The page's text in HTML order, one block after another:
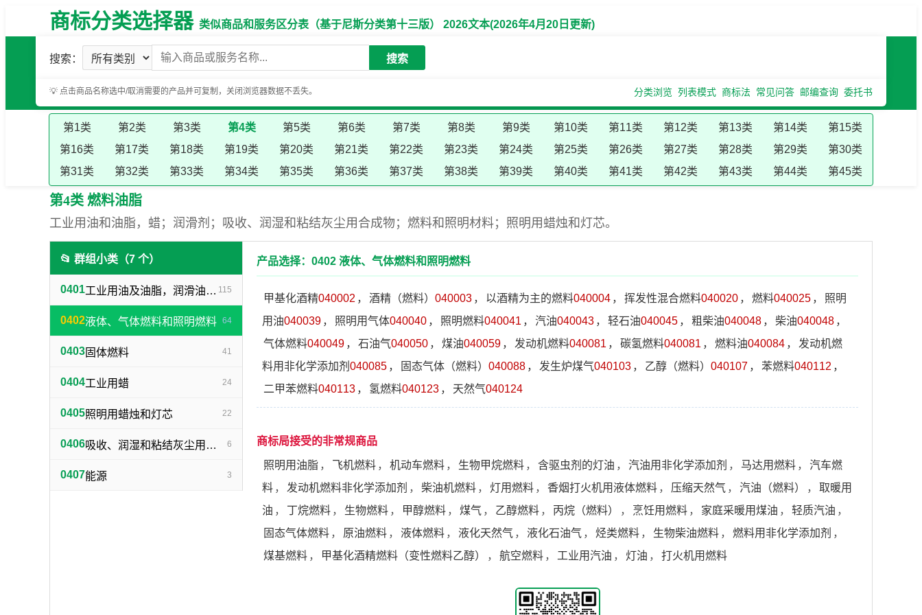
商标分类选择器类似商品和服务区分表（基于尼斯分类第十三版） 2026文本(2026年4月20日更新)
搜索： 搜索
💡 点击商品名称选中/取消需要的产品并可复制，关闭浏览器数据不丢失。 分类浏览 列表模式 商标法 常见问答 邮编查询 委托书
第1类 第2类 第3类 第4类 第5类 第6类 第7类 第8类 第9类 第10类 第11类 第12类 第13类 第14类
第15类
第16类
第17类 第18类 第19类 第20类 第21类 第22类 第23类 第24类 第25类 第26类 第27类 第28类 第29类
第30类
第31类
第32类 第33类 第34类 第35类 第36类 第37类 第38类 第39类 第40类 第41类 第42类 第43类 第44类 第45类
第4类 燃料油脂
工业用油和油脂，蜡；润滑剂；吸收、润湿和粘结灰尘用合成物；燃料和照明材料；照明用蜡烛和灯芯。
📂 群组小类（7 个）
0401 工业用油及油脂，润滑油，润滑剂（不包括燃料用油） 115
0402液体、气体燃料和照明燃料 64
0403固体燃料 41
0404工业用蜡 24
0405照明用蜡烛和灯芯 22
0406 吸收、润湿和粘结灰尘用合成物 6
0407能源 3
产品选择：0402 液体、气体燃料和照明燃料
甲基化酒精040002 ， 酒精（燃料） 040003 ， 以酒精为主的燃料040004 ， 挥发性混合燃料040020 ， 燃料040025 ，
照明
用油040039 ， 照明用气体040040 ， 照明燃料040041 ， 汽油040043 ， 轻石油040045 ， 粗柴油040048 ， 柴油040048 ，
气体燃料040049 ， 石油气040050 ， 煤油040059 ， 发动机燃料040081 ， 碳氢燃料040081 ， 燃料油040084 ，
发动机燃
料用非化学添加剂 040085 ， 固态气体（燃料） 040088 ， 发生炉煤气040103 ， 乙醇（燃料） 040107 ， 苯燃料040112 ，
二甲苯燃料040113 ， 氢燃料040123 ， 天然气040124
商标局接受的非常规商品
照明用油脂 ， 飞机燃料 ， 机动车燃料 ， 生物甲烷燃料 ， 含驱虫剂的灯油 ， 汽油用非化学添加剂 ， 马达用燃料 ，
汽车燃
料 ， 发动机燃料非化学添加剂 ， 柴油机燃料 ， 灯用燃料 ， 香烟打火机用液体燃料 ， 压缩天然气 ， 汽油（燃料） ，
取暖用
油 ， 丁烷燃料 ， 生物燃料 ， 甲醇燃料 ， 煤气 ， 乙醇燃料 ， 丙烷（燃料） ， 烹饪用燃料 ， 家庭采暖用煤油 ， 轻质汽油 ，
固态气体燃料 ， 原油燃料 ， 液体燃料 ， 液化天然气 ， 液化石油气 ， 烃类燃料 ， 生物柴油燃料 ， 燃料用非化学添加剂 ，
煤基燃料 ， 甲基化酒精燃料（变性燃料乙醇） ， 航空燃料 ， 工业用汽油 ， 灯油 ， 打火机用燃料